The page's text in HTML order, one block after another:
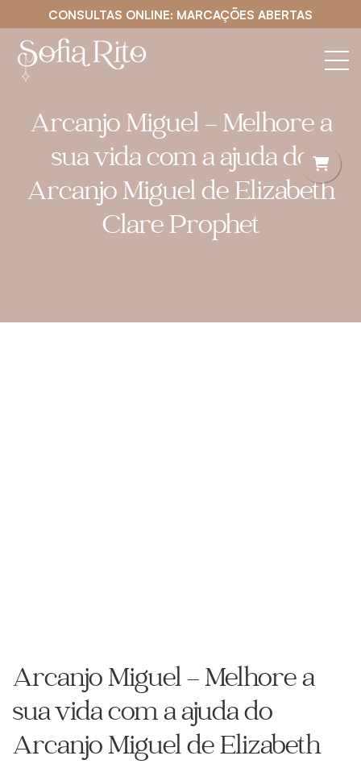
CONSULTAS ONLINE: MARCAÇÕES ABERTAS
Arcanjo Miguel – Melhore a
sua vida com a ajuda do
Arcanjo Miguel de Elizabeth
Clare Prophet
Arcanjo Miguel – Melhore a
sua vida com a ajuda do
Arcanjo Miguel de Elizabeth